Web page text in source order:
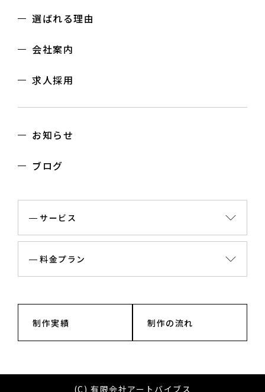
選ばれる理由
会社案内
求人採用
お知らせ
ブログ
サービス
料金プラン
制作実績 制作の流れ
(C) 有限会社アートバイブス